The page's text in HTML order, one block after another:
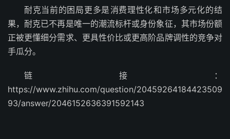
耐克当前的困局更多是‌消费理性化‌和‌市场多元化‌的结
果，耐克已不再是唯一的潮流标杆或身份象征，其市场份额
正被更懂细分需求、更具性价比或更高阶品牌调性的竞争对
手瓜分。
链接：
https://www.zhihu.com/question/20459264184423509
93/answer/2046152636391592143